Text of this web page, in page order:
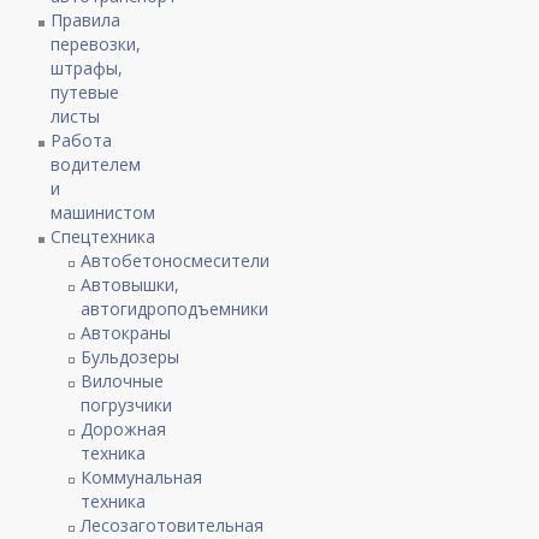
Правила
перевозки,
штрафы,
путевые
листы
Работа
водителем
и
машинистом
Спецтехника
Автобетоносмесители
Автовышки,
автогидроподъемники
Автокраны
Бульдозеры
Вилочные
погрузчики
Дорожная
техника
Коммунальная
техника
Лесозаготовительная